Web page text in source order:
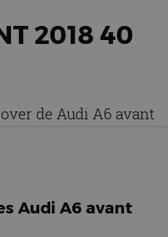
2018 40
de Audi A6 avant
Audi A6 avant